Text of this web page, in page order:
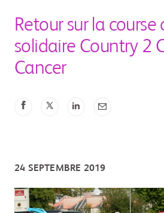
Retour sur la course
solidaire Country 2
Cancer
24 SEPTEMBRE 2019